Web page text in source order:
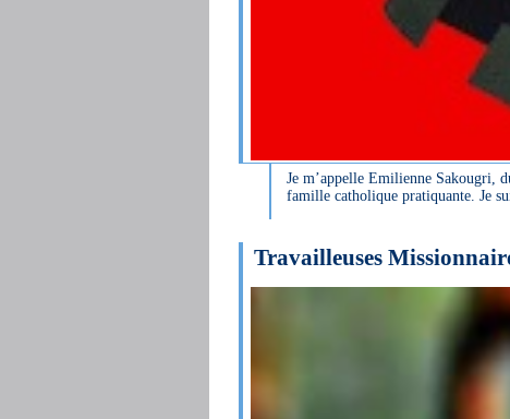
Je m’appelle Emilienne Sakougri,
famille catholique pratiquante. Je
Travailleuses